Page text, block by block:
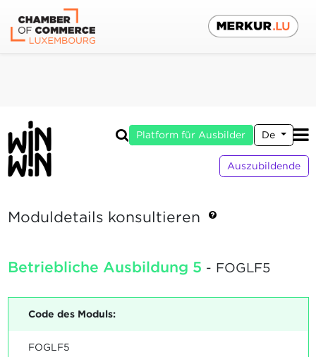
Platform für Ausbilder De
Auszubildende
Moduldetails konsultieren
Betriebliche Ausbildung 5 - FOGLF5
Code des Moduls:
FOGLF5